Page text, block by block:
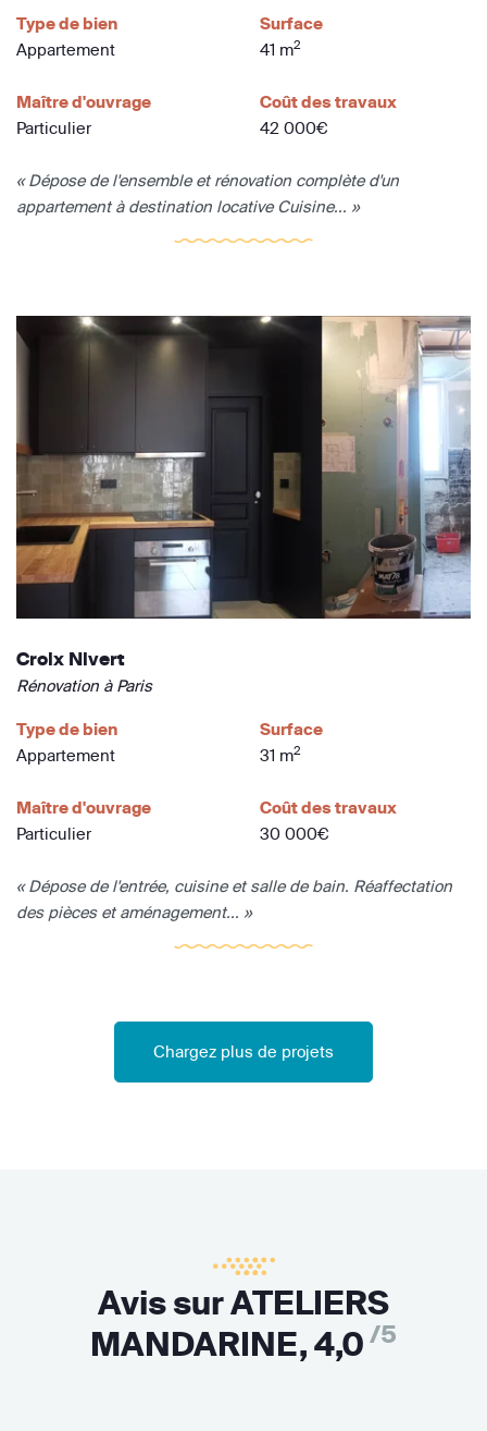
Type de bien
Appartement
Surface
41 m2
Maître d'ouvrage
Particulier
Coût des travaux
42 000€
« Dépose de l'ensemble et rénovation complète d'un
appartement à destination locative Cuisine... »
Croix Nivert
Rénovation à Paris
Type de bien
Appartement
Surface
31 m2
Maître d'ouvrage
Particulier
Coût des travaux
30 000€
« Dépose de l'entrée, cuisine et salle de bain. Réaffectation
des pièces et aménagement... »
Chargez plus de projets
Avis sur ATELIERS
MANDARINE,4,0 /5